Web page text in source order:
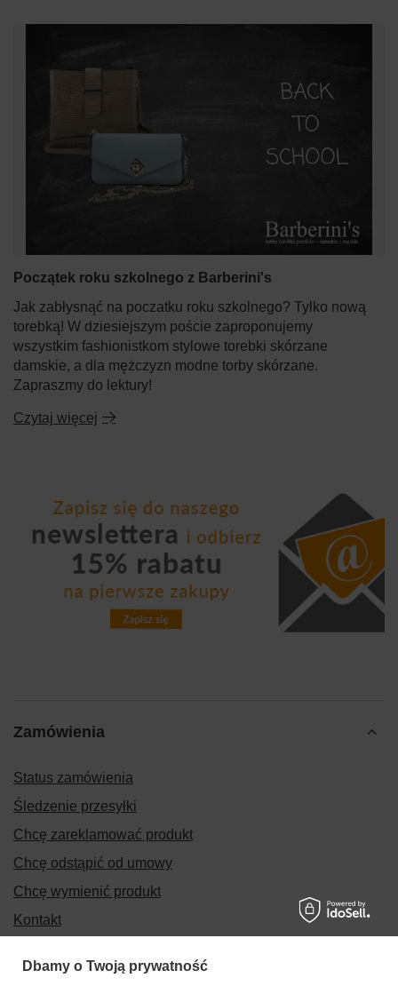
Początek roku szkolnego z Barberini's
Jak zabłysnąć na poczatku roku szkolnego? Tylko nową
torebką! W dziesiejszym poście zaproponujemy
wszystkim fashionistkom stylowe torebki skórzane
damskie, a dla mężczyzn modne torby skórzane.
Zapraszmy do lektury!
Czytaj więcej
Zamówienia
Status zamówienia
Śledzenie przesyłki
Chcę zareklamować produkt
Chcę odstąpić od umowy
Chcę wymienić produkt
Kontakt
Dbamy o Twoją prywatność